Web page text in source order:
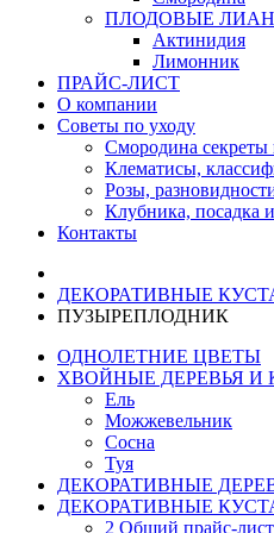
ПЛОДОВЫЕ
Актинидия
Лимонник
ПРАЙС-ЛИСТ
О компании
Советы по уходу
Смородина
Клематисы,
Розы,
Клубника, посадка
Контакты
ДЕКОРАТИВНЫЕ
ПУЗЫРЕПЛОДНИК
ОДНОЛЕТНИЕ ЦВЕТЫ
ХВОЙНЫЕ ДЕРЕВЬЯ И
Ель
Можжевельник
Сосна
Туя
ДЕКОРАТИВНЫЕ
ДЕКОРАТИВНЫЕ
2 Общий прайс-